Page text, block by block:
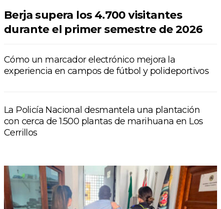
Berja supera los 4.700 visitantes
durante el primer semestre de 2026
Cómo un marcador electrónico mejora la
experiencia en campos de fútbol y polideportivos
La Policía Nacional desmantela una plantación
con cerca de 1.500 plantas de marihuana en Los
Cerrillos